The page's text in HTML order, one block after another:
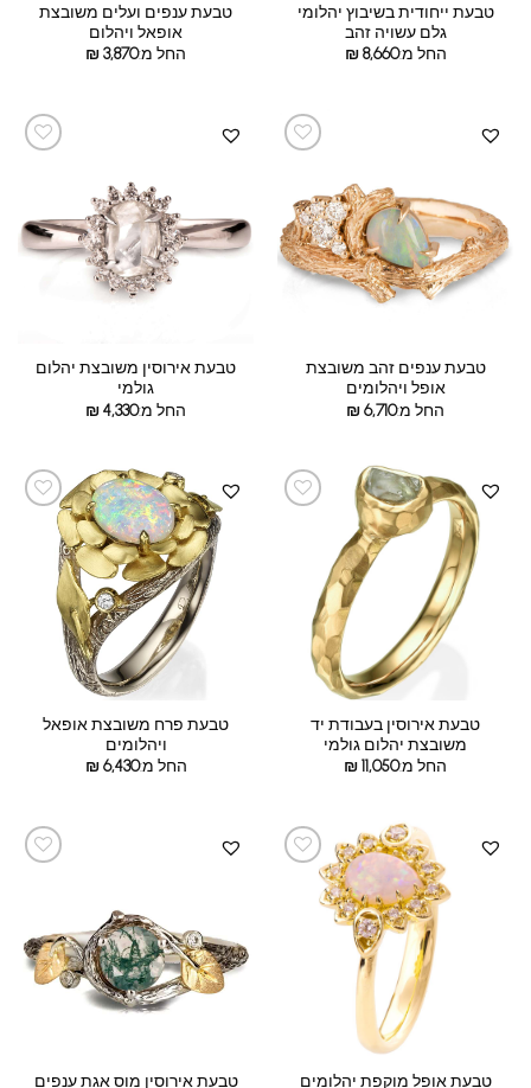
טבעת ייחודית בשיבוץ יהלומי
גלם עשויה זהב
החל מ:
₪8,660
טבעת ענפים ועלים משובצת
אופאל ויהלום
החל מ:
₪3,870
טבעת ענפים זהב משובצת
אופל ויהלומים
החל מ:
₪6,710
טבעת אירוסין משובצת יהלום
גולמי
החל מ:
₪4,330
טבעת אירוסין בעבודת יד
משובצת יהלום גולמי
החל מ:
₪11,050
טבעת פרח משובצת אופאל
ויהלומים
החל מ:
₪6,430
טבעת אופל מוקפת יהלומים
טבעת אירוסין מוס אגת ענפים